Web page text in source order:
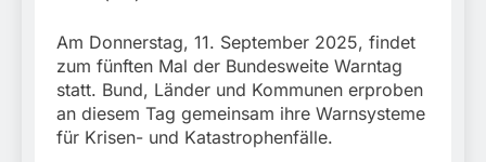
Bahnübergang in Aubing
/ Bundespolizei ermittelt
wegen gefährlichen
Eingriffs in den
Bahnverkehr
Am Donnerstag, 11. September 2025, findet
zum fünften Mal der Bundesweite Warntag
statt. Bund, Länder und Kommunen erproben
an diesem Tag gemeinsam ihre Warnsysteme
für Krisen- und Katastrophenfälle.